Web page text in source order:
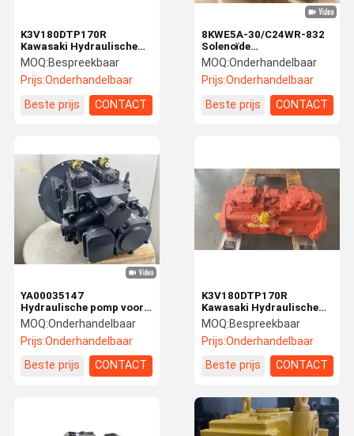
K3V180DTP170R
Kawasaki Hydraulische
Pomp Voor Hyundai
Graafmachine 380LC
MOQ:Bespreekbaar
Prijs:Onderhandelbaar
Beste prijs
CONTACT
8KWE5A-30/C24WR-832
Solenoïde
klepassemblage voor
SANY graafmachines
SY215C9 SY335C8
SY365C8 SR280R SR250
MOQ:Onderhandelbaar
Prijs:Onderhandelbaar
Beste prijs
CONTACT
YA00035147
Hydraulische pomp voor
graafmachines
K5V200DPH Hoofdpomp
voor Hitachi ZAX450 /
ZAX470 / ZAX490-5A
MOQ:Onderhandelbaar
Prijs:Onderhandelbaar
Beste prijs
CONTACT
K3V180DTP170R
Kawasaki Hydraulische
Pomp Voor Hyundai
Graafmachine 380LC
MOQ:Bespreekbaar
Prijs:Onderhandelbaar
Beste prijs
CONTACT